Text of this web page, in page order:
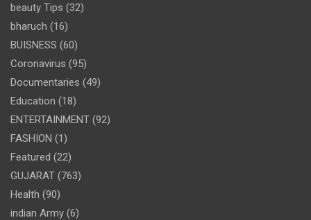
beauty Tips (32)
bharuch (16)
BUISNESS (60)
Coronavirus (95)
Documentaries (49)
Education (18)
ENTERTAINMENT (92)
FASHION (1)
Featured (22)
GUJARAT (763)
Health (90)
indian Army (6)